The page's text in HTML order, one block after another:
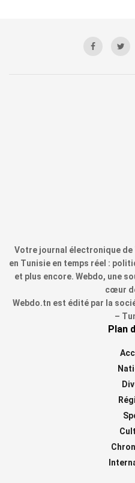
Votre journal électronique
en Tunisie en temps réel :
et plus encore. Webdo, une
cœur
Webdo.tn est édité par la
–
Plan